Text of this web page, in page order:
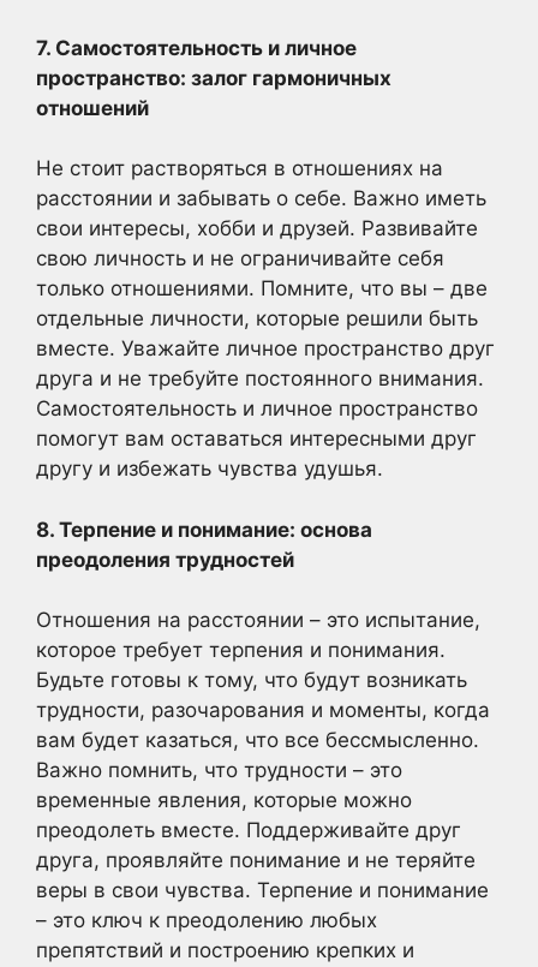
7. Самостоятельность и личное
пространство: залог гармоничных
отношений
Не стоит растворяться в отношениях на
расстоянии и забывать о себе. Важно иметь
свои интересы, хобби и друзей. Развивайте
свою личность и не ограничивайте себя
только отношениями. Помните, что вы – две
отдельные личности, которые решили быть
вместе. Уважайте личное пространство друг
друга и не требуйте постоянного внимания.
Самостоятельность и личное пространство
помогут вам оставаться интересными друг
другу и избежать чувства удушья.
8. Терпение и понимание: основа
преодоления трудностей
Отношения на расстоянии – это испытание,
которое требует терпения и понимания.
Будьте готовы к тому, что будут возникать
трудности, разочарования и моменты, когда
вам будет казаться, что все бессмысленно.
Важно помнить, что трудности – это
временные явления, которые можно
преодолеть вместе. Поддерживайте друг
друга, проявляйте понимание и не теряйте
веры в свои чувства. Терпение и понимание
– это ключ к преодолению любых
препятствий и построению крепких и